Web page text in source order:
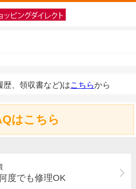
歴、領収書など)はこちらから
はこちら
度でも修理OK